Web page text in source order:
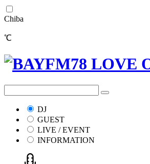
Chiba
℃
DJ
GUEST
LIVE / EVENT
INFORMATION